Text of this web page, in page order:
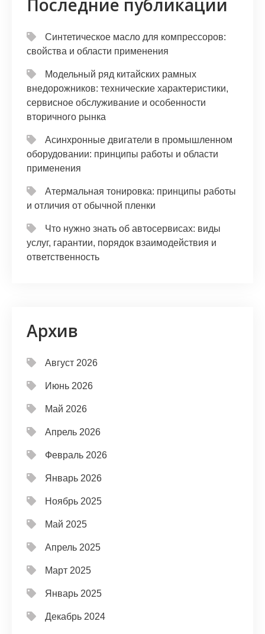
Последние публикации
Синтетическое масло для компрессоров:
свойства и области применения
Модельный ряд китайских рамных
внедорожников: технические характеристики,
сервисное обслуживание и особенности
вторичного рынка
Асинхронные двигатели в промышленном
оборудовании: принципы работы и области
применения
Атермальная тонировка: принципы работы
и отличия от обычной пленки
Что нужно знать об автосервисах: виды
услуг, гарантии, порядок взаимодействия и
ответственность
Архив
Август 2026
Июнь 2026
Май 2026
Апрель 2026
Февраль 2026
Январь 2026
Ноябрь 2025
Май 2025
Апрель 2025
Март 2025
Январь 2025
Декабрь 2024